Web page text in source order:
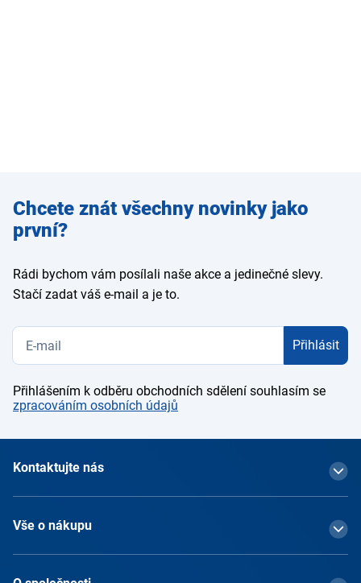
Zadejte
e-mail
Chcete znát všechny novinky jako
první?
Rádi bychom vám posílali naše akce a jedinečné slevy.
Stačí zadat váš e-mail a je to.
Přihlásit
Přihlášením k odběru obchodních sdělení souhlasím se
zpracováním osobních údajů
Kontaktujte nás
Vše o nákupu